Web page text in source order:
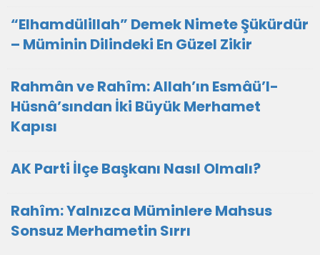
“Elhamdülillah” Demek Nimete Şükürdür
– Müminin Dilindeki En Güzel Zikir
Rahmân ve Rahîm: Allah’ın Esmâü’l-
Hüsnâ’sından İki Büyük Merhamet
Kapısı
AK Parti İlçe Başkanı Nasıl Olmalı?
Rahîm: Yalnızca Müminlere Mahsus
Sonsuz Merhametin Sırrı